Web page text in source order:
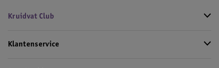
Kruidvat Club
Klantenservice